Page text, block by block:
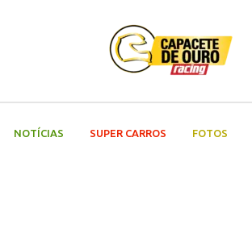
NOTÍCIAS SUPER CARROS FOTOS